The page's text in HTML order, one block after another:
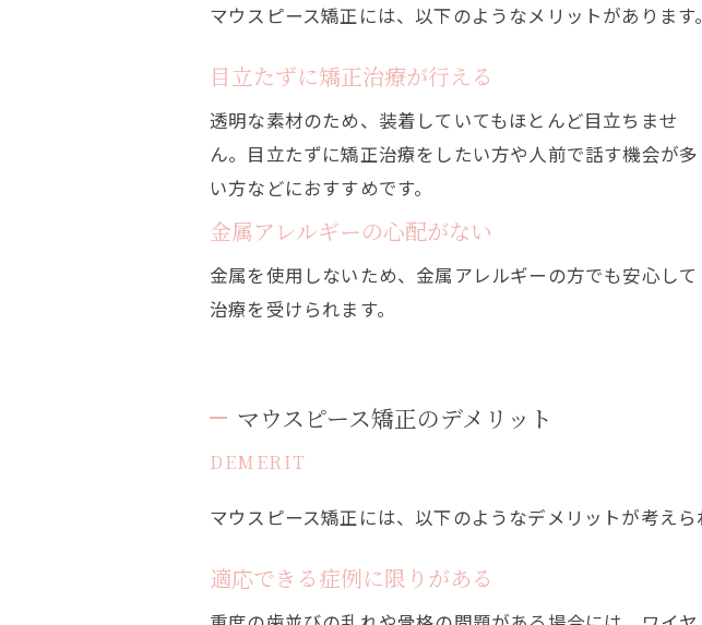
マウスピース矯正には、以下のようなメリットがあります。
目立たずに矯正治療が行える
透明な素材のため、装着していてもほとんど目立ちませ
ん。目立たずに矯正治療をしたい方や人前で話す機会が多
い方などにおすすめです。
金属アレルギーの心配がない
金属を使用しないため、金属アレルギーの方でも安心して
治療を受けられます。
マウスピース矯正のデメリット
DEMERIT
マウスピース矯正には、以下のようなデメリットが考えら
適応できる症例に限りがある